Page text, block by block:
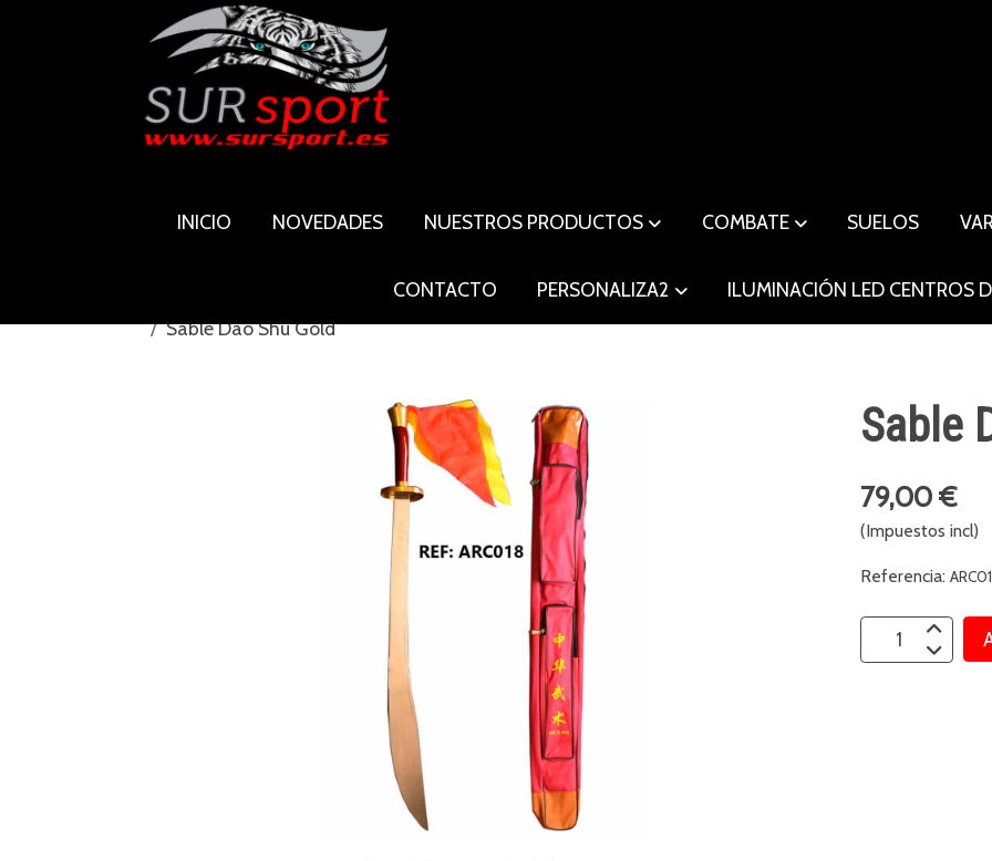
INICIO NOVEDADES NUESTROS PRODUCTOS COMBATE SUELOS
CONTACTO PERSONALIZA2
ILUMINACIÓN LED CENTROS
Sable Dao Shu Gold
Sable
79,00 €
(Impuestos incl)
Referencia: